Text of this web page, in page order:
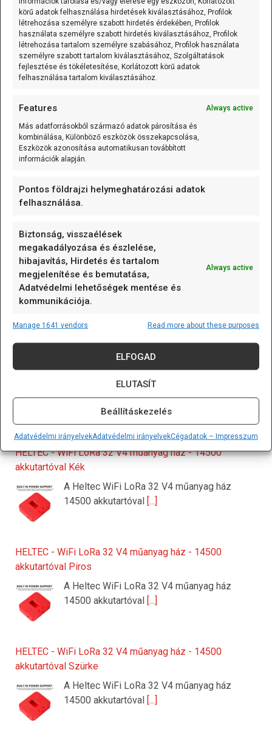
körű adatok felhasználása hirdetések kiválasztásához, Profilok
létrehozása személyre szabott hirdetés érdekében, Profilok
használata személyre szabott hirdetés kiválasztásához, Profilok
létrehozása tartalom személyre szabásához, Profilok használata
személyre szabott tartalom kiválasztásához, Szolgáltatások
fejlesztése és tökéletesítése, Korlátozott körű adatok
felhasználása tartalom kiválasztásához.
Features Always active
Más adatforrásokból származó adatok párosítása és
kombinálása, Különböző eszközök összekapcsolása,
Eszközök azonosítása automatikusan továbbított
információk alapján.
Pontos földrajzi helymeghatározási adatok
felhasználása.
Biztonság, visszaélések
megakadályozása és észlelése,
hibajavítás, Hirdetés és tartalom
megjelenítése és bemutatása,
Adatvédelmi lehetőségek mentése és
kommunikációja.
Always active
Manage 1641 vendors Read more about these purposes
ELFOGAD
ELUTASÍT
Beállításkezelés
Adatvédelmi irányelvekAdatvédelmi irányelvekCégadatok – Impresszum
ESP8266/ESP32
Mélyvíz
Mit ne használjunk Arduino projektekben?
OmegaFlux
Tippek
(60)
Gyorstippek
Tippek-trükkök (AVR)
FÓRUM
Bascom/Arduino/Wiring frissítések :: Arduino IDE
2.3.9 és 2.3.10 tapasztalatok
Tovább a TavIR Fórumra...
BMP580 (nyomás és hőfok) kombinált szenzor
A BMP580 nyomás- és hőmérséklet szenzor
modul barometrikus légnyomás és[...]
HELTEC - WiFi LoRa 32 V4 műanyag ház - 14500
akkutartóval Kék
A Heltec WiFi LoRa 32 V4 műanyag ház
14500 akkutartóval
[...]
HELTEC - WiFi LoRa 32 V4 műanyag ház - 14500
akkutartóval Piros
A Heltec WiFi LoRa 32 V4 műanyag ház
14500 akkutartóval
[...]
HELTEC - WiFi LoRa 32 V4 műanyag ház - 14500
akkutartóval Szürke
A Heltec WiFi LoRa 32 V4 műanyag ház
14500 akkutartóval
[...]